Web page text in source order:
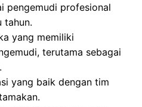
pengemudi profesional
tahun.
yang memiliki
terutama sebagai
yang baik dengan tim